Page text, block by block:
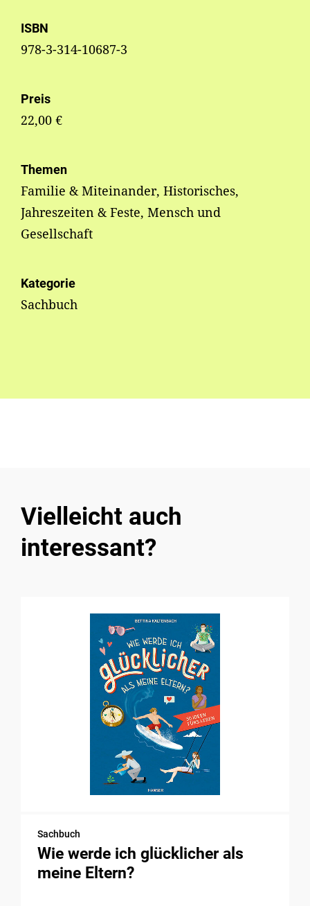
ISBN
978-3-314-10687-3
Preis
22,00 €
Themen
Familie & Miteinander, Historisches,
Jahreszeiten & Feste, Mensch und
Gesellschaft
Kategorie
Sachbuch
Vielleicht auch
interessant?
Sachbuch
Wie werde ich glücklicher als
meine Eltern?